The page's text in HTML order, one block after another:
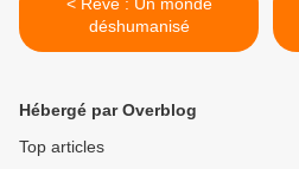
déshumanisé
Hébergé par Overblog
Top articles